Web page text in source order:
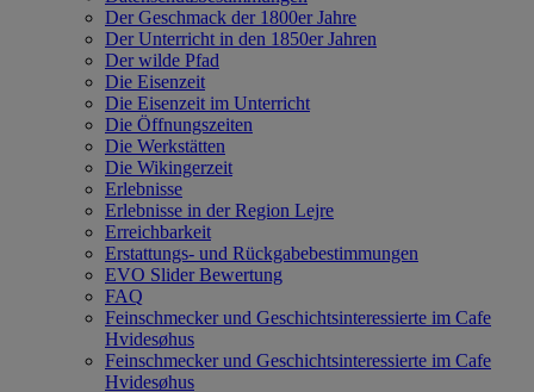
Der Geschmack der 1800er Jahre
Der Unterricht in den 1850er Jahren
Der wilde Pfad
Die Eisenzeit
Die Eisenzeit im Unterricht
Die Öffnungszeiten
Die Werkstätten
Die Wikingerzeit
Erlebnisse
Erlebnisse in der Region Lejre
Erreichbarkeit
Erstattungs- und Rückgabebestimmungen
EVO Slider Bewertung
FAQ
Feinschmecker und Geschichtsinteressierte im Cafe
Hvidesøhus
Feinschmecker und Geschichtsinteressierte im Cafe
Hvidesøhus